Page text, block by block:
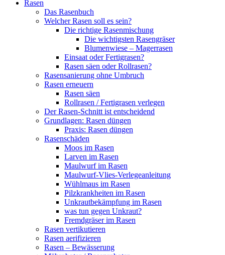
Rasen
Das Rasenbuch
Welcher Rasen soll es sein?
Die richtige Rasenmischung
Die wichtigsten Rasengräser
Blumenwiese – Magerrasen
Einsaat oder Fertigrasen?
Rasen säen oder Rollrasen?
Rasensanierung ohne Umbruch
Rasen erneuern
Rasen säen
Rollrasen / Fertigrasen verlegen
Der Rasen-Schnitt ist entscheidend
Grundlagen: Rasen düngen
Praxis: Rasen düngen
Rasenschäden
Moos im Rasen
Larven im Rasen
Maulwurf im Rasen
Maulwurf-Vlies-Verlegeanleitung
Wühlmaus im Rasen
Pilzkrankheiten im Rasen
Unkrautbekämpfung im Rasen
was tun gegen Unkraut?
Fremdgräser im Rasen
Rasen vertikutieren
Rasen aerifizieren
Rasen – Bewässerung